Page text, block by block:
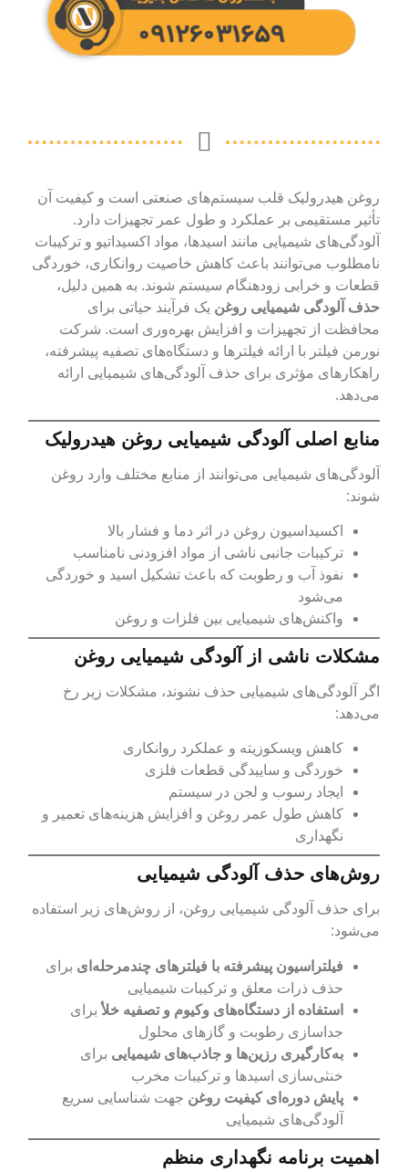
روغن هیدرولیک قلب سیستم‌های صنعتی است و کیفیت آن
تأثیر مستقیمی بر عملکرد و طول عمر تجهیزات دارد.
آلودگی‌های شیمیایی مانند اسیدها، مواد اکسیداتیو و ترکیبات
نامطلوب می‌توانند باعث کاهش خاصیت روانکاری، خوردگی
قطعات و خرابی زودهنگام سیستم شوند. به همین دلیل،
حذف آلودگی شیمیایی روغن یک فرآیند حیاتی برای
محافظت از تجهیزات و افزایش بهره‌وری است. شرکت
نورمن فیلتر با ارائه فیلترها و دستگاه‌های تصفیه پیشرفته،
راهکارهای مؤثری برای حذف آلودگی‌های شیمیایی ارائه
می‌دهد.
منابع اصلی آلودگی شیمیایی روغن هیدرولیک
آلودگی‌های شیمیایی می‌توانند از منابع مختلف وارد روغن
شوند:
اکسیداسیون روغن در اثر دما و فشار بالا
ترکیبات جانبی ناشی از مواد افزودنی نامناسب
نفوذ آب و رطوبت که باعث تشکیل اسید و خوردگی
می‌شود
واکنش‌های شیمیایی بین فلزات و روغن
مشکلات ناشی از آلودگی شیمیایی روغن
اگر آلودگی‌های شیمیایی حذف نشوند، مشکلات زیر رخ
می‌دهد:
کاهش ویسکوزیته و عملکرد روانکاری
خوردگی و ساییدگی قطعات فلزی
ایجاد رسوب و لجن در سیستم
کاهش طول عمر روغن و افزایش هزینه‌های تعمیر و
نگهداری
روش‌های حذف آلودگی شیمیایی
برای حذف آلودگی شیمیایی روغن، از روش‌های زیر استفاده
می‌شود:
فیلتراسیون پیشرفته با فیلترهای چندمرحله‌ای برای
حذف ذرات معلق و ترکیبات شیمیایی
استفاده از دستگاه‌های وکیوم و تصفیه خلأ برای
جداسازی رطوبت و گازهای محلول
به‌کارگیری رزین‌ها و جاذب‌های شیمیایی برای
خنثی‌سازی اسیدها و ترکیبات مخرب
پایش دوره‌ای کیفیت روغن جهت شناسایی سریع
آلودگی‌های شیمیایی
اهمیت برنامه نگهداری منظم